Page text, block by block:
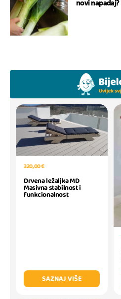
novi napadaj?
320,00 €
Drvena ležaljka MD
Masivna stabilnost i
funkcionalnost
SAZNAJ VIŠE